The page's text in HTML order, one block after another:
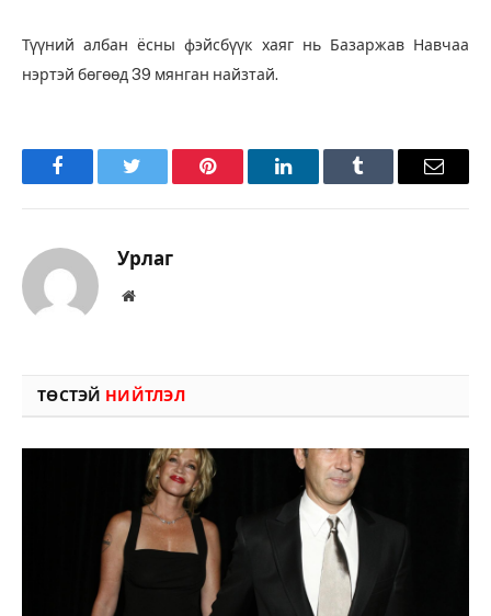
Түүний албан ёсны фэйсбүүк хаяг нь Базаржав Навчаа
нэртэй бөгөөд 39 мянган найзтай.
FacebookTwitter Pinterest LinkedInTumblr Имэйл
Урлаг
Вэбсайт
ТӨСТЭЙ НИЙТЛЭЛ